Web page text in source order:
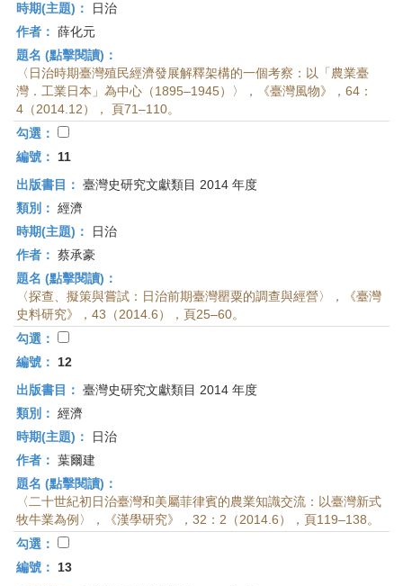
時期(主題)：
日治
作者： 薛化元
題名 (點擊閱讀)：
〈日治時期臺灣殖民經濟發展解釋架構的一個考察：以「農業臺
灣．工業日本」為中心（1895–1945）〉，《臺灣風物》，64：
4（2014.12）， 頁71–110。
勾選：
編號：
11
出版書目： 臺灣史研究文獻類目 2014 年度
類別： 經濟
時期(主題)：
日治
作者： 蔡承豪
題名 (點擊閱讀)：
〈探查、擬策與嘗試：日治前期臺灣罌粟的調查與經營〉，《臺灣
史料研究》，43（2014.6），頁25–60。
勾選：
編號：
12
出版書目： 臺灣史研究文獻類目 2014 年度
類別： 經濟
時期(主題)：
日治
作者： 葉爾建
題名 (點擊閱讀)：
〈二十世紀初日治臺灣和美屬菲律賓的農業知識交流：以臺灣新式
牧牛業為例〉，《漢學研究》，32：2（2014.6），頁119–138。
勾選：
編號：
13